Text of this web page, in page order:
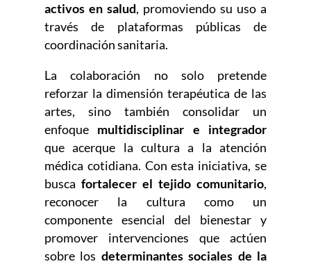
activos en salud, promoviendo su uso a
través de plataformas públicas de
coordinación sanitaria.
La colaboración no solo pretende
reforzar la dimensión terapéutica de las
artes, sino también consolidar un
enfoque multidisciplinar e integrador
que acerque la cultura a la atención
médica cotidiana. Con esta iniciativa, se
busca fortalecer el tejido comunitario,
reconocer la cultura como un
componente esencial del bienestar y
promover intervenciones que actúen
sobre los determinantes sociales de la